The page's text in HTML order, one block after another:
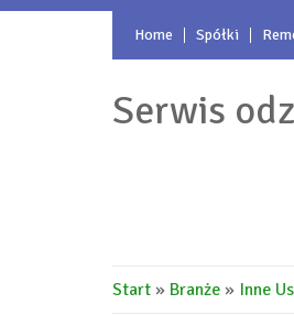
Home Spółki
Serwis
Start » Branże » Inne